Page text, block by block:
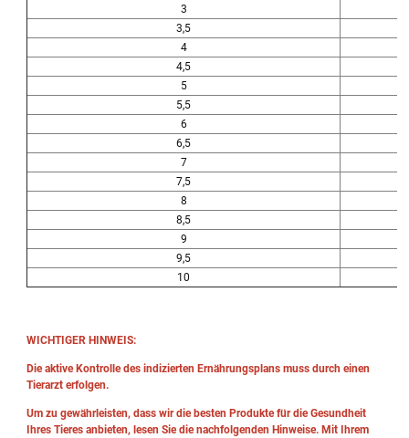
3
3,5
4
4,5
5
5,5
6
6,5
7
7,5
8
8,5
9
9,5
10
WICHTIGER HINWEIS:
Die aktive Kontrolle des indizierten Ernährungsplans muss durch einen
Tierarzt erfolgen.
Um zu gewährleisten, dass wir die besten Produkte für die Gesundheit
Ihres Tieres anbieten, lesen Sie die nachfolgenden Hinweise. Mit Ihrem